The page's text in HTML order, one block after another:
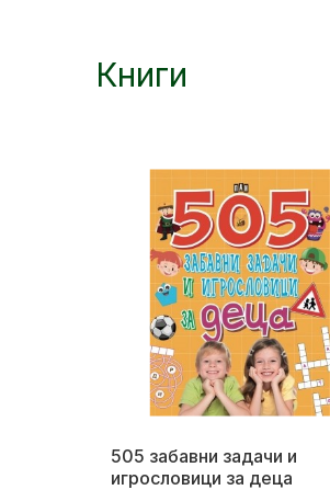
Книги
505 забавни задачи и
игрословици за деца